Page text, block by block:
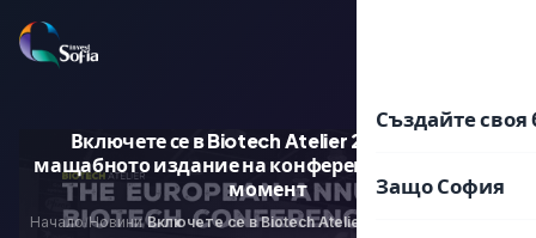
към
Създайте своя
Защо София
Включете се в Biotech Atelier 2020 – най-
мащабното издание на конференцията до този
момент
Начало/Новини/